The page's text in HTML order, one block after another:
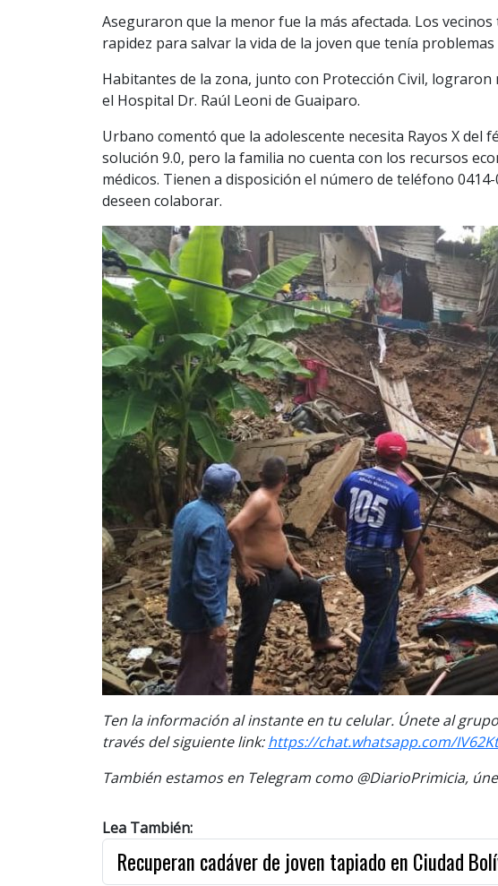
Aseguraron que la menor fue la más afectada. Los
rapidez para salvar la vida de la joven que tenía
Habitantes de la zona, junto con Protección Civil,
el Hospital Dr. Raúl Leoni de Guaiparo.
Urbano comentó que la adolescente necesita Rayos X del
solución 9.0, pero la familia no cuenta con los recursos
médicos. Tienen a disposición el número de teléfono
deseen colaborar.
Ten la información al instante en tu celular. Únete al
través del siguiente link:https://chat.whatsapp.com/
También estamos en Telegram como @DiarioPrimicia,
Lea También:
Recuperan cadáver de joven tapiado en Ciudad